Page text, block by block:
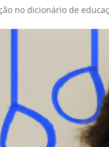
no dicionário de